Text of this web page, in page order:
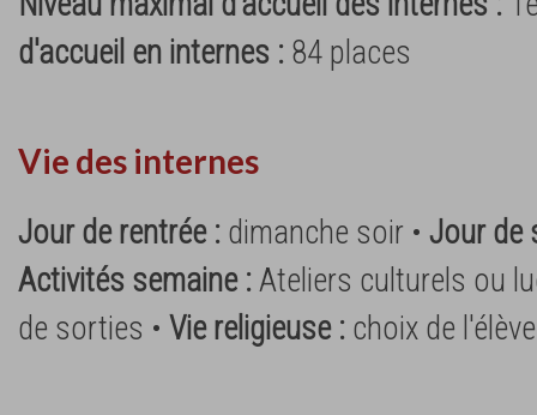
d'accueil en internes : 84 places
Vie des internes
Jour de rentrée : dimanche soir • Jour de
Activités semaine :Ateliers culturels ou
de sorties • Vie religieuse : choix de l'élève